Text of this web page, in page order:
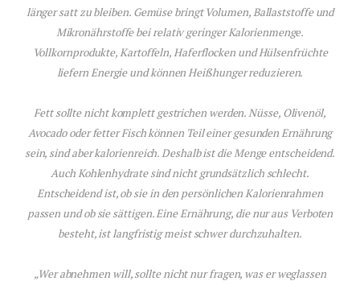
länger satt zu bleiben. Gemüse bringt Volumen, Ballaststoffe und
Mikronährstoffe bei relativ geringer Kalorienmenge.
Vollkornprodukte, Kartoffeln, Haferflocken und Hülsenfrüchte
liefern Energie und können Heißhunger reduzieren.
Fett sollte nicht komplett gestrichen werden. Nüsse, Olivenöl,
Avocado oder fetter Fisch können Teil einer gesunden Ernährung
sein, sind aber kalorienreich. Deshalb ist die Menge entscheidend.
Auch Kohlenhydrate sind nicht grundsätzlich schlecht.
Entscheidend ist, ob sie in den persönlichen Kalorienrahmen
passen und ob sie sättigen. Eine Ernährung, die nur aus Verboten
besteht, ist langfristig meist schwer durchzuhalten.
„Wer abnehmen will, sollte nicht nur fragen, was er weglassen